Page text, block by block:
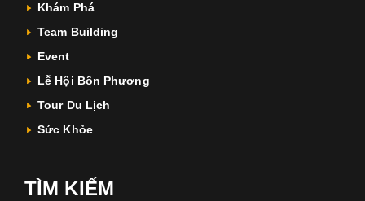
Khám Phá
Team Building
Event
Lễ Hội Bốn Phương
Tour Du Lịch
Sức Khỏe
TÌM KIẾM